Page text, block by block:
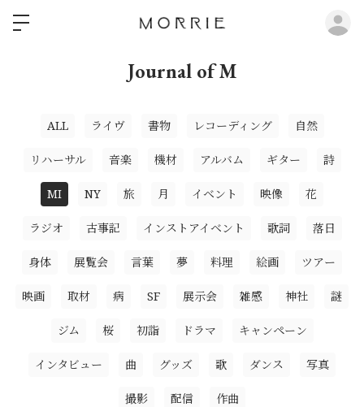
Journal of M
ALL ライヴ 書物 レコーディング 自然
リハーサル 音楽 機材 アルバム ギター 詩
MI NY 旅 月 イベント 映像 花
ラジオ 古事記 インストアイベント 歌詞 落日
身体 展覧会 言葉 夢 料理 絵画 ツアー
映画 取材 病 SF 展示会 雑感 神社 謎
ジム 桜 初詣 ドラマ キャンペーン
インタビュー 曲 グッズ 歌 ダンス 写真
撮影 配信 作曲